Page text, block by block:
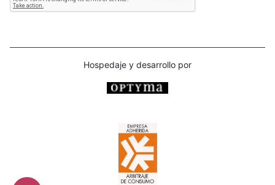
Hospedaje y desarrollo por